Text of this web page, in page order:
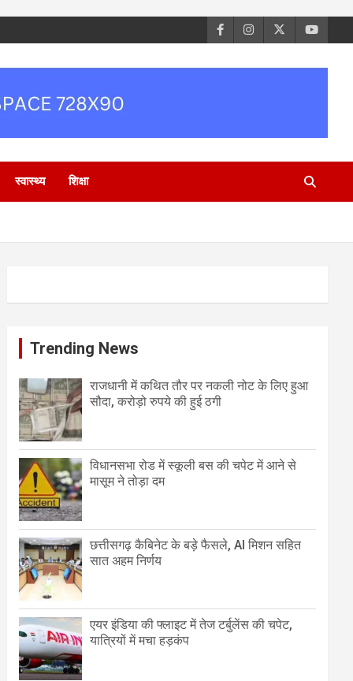
स्वास्थ्य शिक्षा
Trending News
राजधानी में कथित तौर पर नकली नोट के लिए हुआ
सौदा, करोड़ो रुपये की हुई ठगी
विधानसभा रोड में स्कूली बस की चपेट में आने से
मासूम ने तोड़ा दम
छत्तीसगढ़ कैबिनेट के बड़े फैसले, AI मिशन सहित
सात अहम निर्णय
एयर इंडिया की फ्लाइट में तेज टर्बुलेंस की चपेट,
यात्रियों में मचा हड़कंप